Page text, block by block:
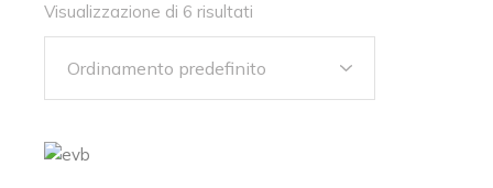
Visualizzazione di 6 risultati